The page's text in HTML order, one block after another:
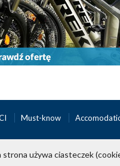
Must-know
strona używa ciasteczek